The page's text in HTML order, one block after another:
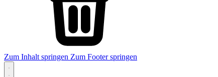
Zum Inhalt springen Zum Footer springen